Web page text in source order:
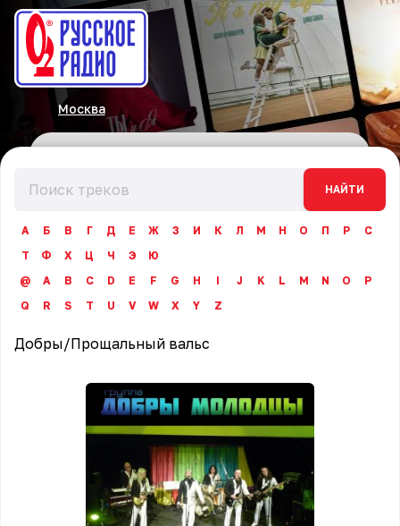
Москва
НАЙТИ
А Б В Г Д Е Ж З И К Л М Н О П Р
С
Т
Ф Х Ц Ч Э
Ю
@
A B C D E F G H I J K L M N O
P
Q
R S T U V W X Y Z
Добры/Прощальный вальс